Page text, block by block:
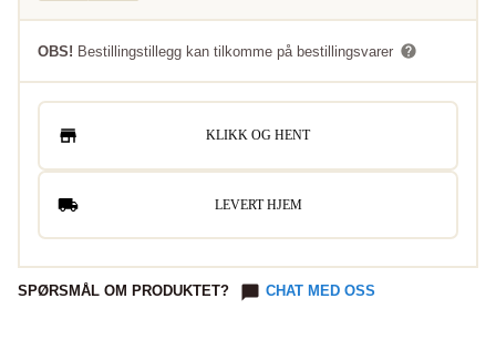
OBS! Bestillingstillegg kan tilkomme på bestillingsvarer
KLIKK OG HENT
LEVERT HJEM
SPØRSMÅL OM PRODUKTET? CHAT MED OSS